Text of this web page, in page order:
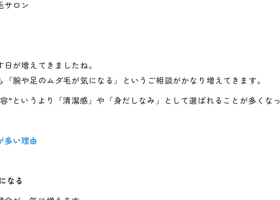
サロン
が増えてきましたね。
腕や足のムダ毛が気になる」というご相談がかなり増えてきます。
”というより「清潔感」や「身だしなみ」として選ばれることが多くなっ
多い理由
なる